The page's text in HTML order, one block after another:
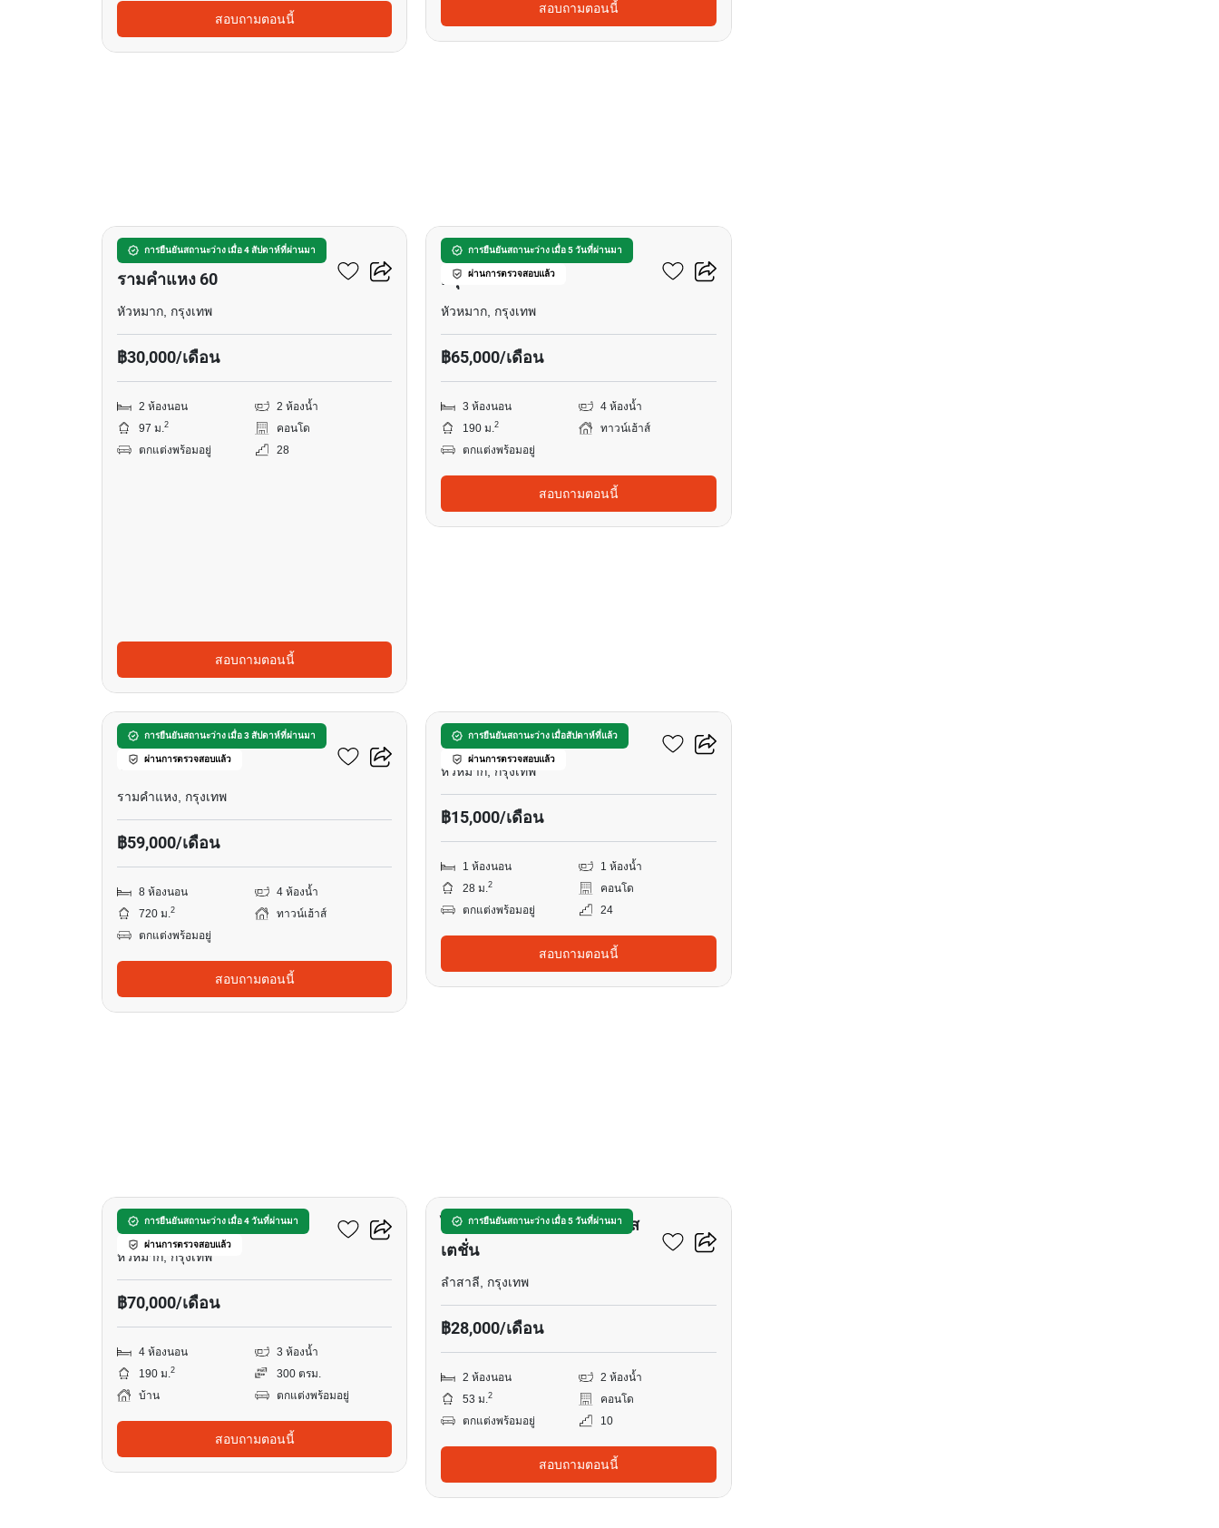
สอบถามตอนนี้
สอบถามตอนนี้
การยืนยันสถานะว่าง เมื่อ 4 สัปดาห์ที่ผ่านมา
แบงค์คอก ฮอไรซอน
รามคำแหง 60
หัวหมาก, กรุงเทพ
฿30,000/เดือน
2 ห้องนอน
2 ห้องน้ำ
97 ม.2
คอนโด
ตกแต่งพร้อมอยู่
28
สอบถามตอนนี้
การยืนยันสถานะว่าง เมื่อ 5 วันที่ผ่านมา
ผ่านการตรวจสอบแล้ว
เนอวานา ดีฟายน์
กรุงเทพกรีฑา
หัวหมาก, กรุงเทพ
฿65,000/เดือน
3 ห้องนอน
4 ห้องน้ำ
190 ม.2
ทาวน์เฮ้าส์
ตกแต่งพร้อมอยู่
สอบถามตอนนี้
การยืนยันสถานะว่าง เมื่อ 3 สัปดาห์ที่ผ่านมา
ผ่านการตรวจสอบแล้ว
8
ทาวน์เฮ้าส์ 8-ห้องนอน ใกล้
รามคำแหง
รามคำแหง, กรุงเทพ
฿59,000/เดือน
8 ห้องนอน
4 ห้องน้ำ
720 ม.2
ทาวน์เฮ้าส์
ตกแต่งพร้อมอยู่
สอบถามตอนนี้
การยืนยันสถานะว่าง เมื่อสัปดาห์ที่แล้ว
ผ่านการตรวจสอบแล้ว
เดอะ ลิฟวิ่น รามคำแหง
หัวหมาก, กรุงเทพ
฿15,000/เดือน
1 ห้องนอน
1 ห้องน้ำ
28 ม.2
คอนโด
ตกแต่งพร้อมอยู่
24
สอบถามตอนนี้
การยืนยันสถานะว่าง เมื่อ 4 วันที่ผ่านมา
ผ่านการตรวจสอบแล้ว
เศรษฐสิริ กรุงเทพกรีฑา
หัวหมาก, กรุงเทพ
฿70,000/เดือน
4 ห้องนอน
3 ห้องน้ำ
190 ม.2
300 ตรม.
บ้าน
ตกแต่งพร้อมอยู่
สอบถามตอนนี้
การยืนยันสถานะว่าง เมื่อ 5 วันที่ผ่านมา
ไอดีโอ รามคำแหง-ลำสาลี ส
เตชั่น
ลำสาลี, กรุงเทพ
฿28,000/เดือน
2 ห้องนอน
2 ห้องน้ำ
53 ม.2
คอนโด
ตกแต่งพร้อมอยู่
10
สอบถามตอนนี้